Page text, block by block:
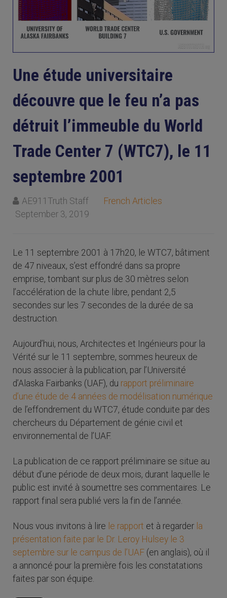
Une étude universitaire
découvre que le feu n’a pas
détruit l’immeuble du World
Trade Center 7 (WTC7), le 11
septembre 2001
AE911Truth Staff
French Articles
September 3, 2019
Le 11 septembre 2001 à 17h20, le WTC7, bâtiment
de 47 niveaux, s’est effondré dans sa propre
emprise, tombant sur plus de 30 mètres selon
l’accélération de la chute libre, pendant 2,5
secondes sur les 7 secondes de la durée de sa
destruction.
Aujourd’hui, nous, Architectes et Ingénieurs pour la
Vérité sur le 11 septembre, sommes heureux de
nous associer à la publication, par l’Université
d’Alaska Fairbanks (UAF), du rapport préliminaire
d’une étude de 4 années de modélisation numérique
de l’effondrement du WTC7, étude conduite par des
chercheurs du Département de génie civil et
environnemental de l’UAF.
La publication de ce rapport préliminaire se situe au
début d’une période de deux mois, durant laquelle le
public est invité à soumettre ses commentaires. Le
rapport final sera publié vers la fin de l’année.
Nous vous invitons à lire le rapport et à regarder la
présentation faite par le Dr. Leroy Hulsey le 3
septembre sur le campus de l’UAF (en anglais), où il
a annoncé pour la première fois les constatations
faites par son équipe.